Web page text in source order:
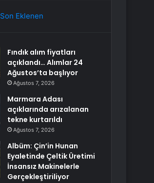
Son Eklenen
Fındık alım fiyatları
açıklandı… Alımlar 24
Ağustos’ta başlıyor
Ağustos 7, 2026
Marmara Adası
açıklarında arızalanan
tekne kurtarıldı
Ağustos 7, 2026
Albüm: Çin’in Hunan
Eyaletinde Çeltik Üretimi
İnsansız Makinelerle
Gerçekleştiriliyor